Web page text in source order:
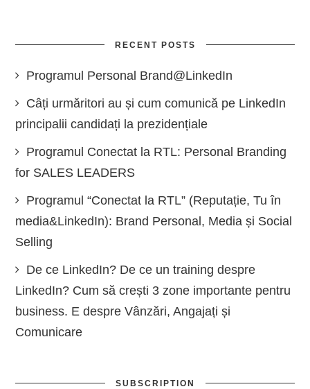
RECENT POSTS
Programul Personal Brand@LinkedIn
Câți urmăritori au și cum comunică pe LinkedIn
principalii candidați la prezidențiale
Programul Conectat la RTL: Personal Branding
for SALES LEADERS
Programul “Conectat la RTL” (Reputație, Tu în
media&LinkedIn): Brand Personal, Media și Social
Selling
De ce LinkedIn? De ce un training despre
LinkedIn? Cum să crești 3 zone importante pentru
business. E despre Vânzări, Angajați și
Comunicare
SUBSCRIPTION